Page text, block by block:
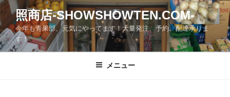
コ
テ
ン
ツ
照商店-SHOWSHOWTEN.COM-
今年も青果部、元気にやってます！大量発注、予約、配達承りま
す！
メニュー